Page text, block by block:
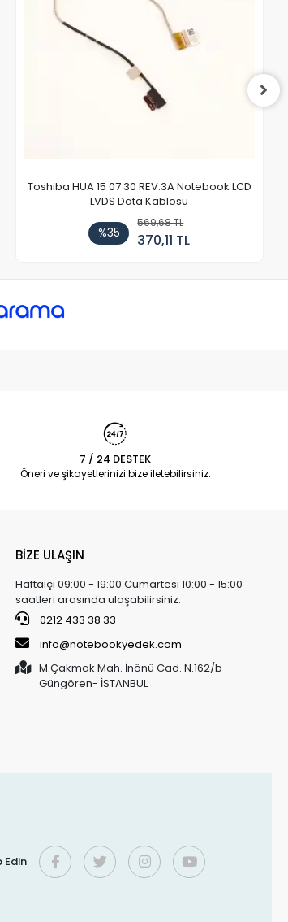
Toshiba HUA 15 07 30 REV:3A Notebook LCD
LVDS Data Kablosu
%35
569,68 TL
370,11 TL
7 / 24 DESTEK
Öneri ve şikayetlerinizi bize iletebilirsiniz.
BİZE ULAŞIN
Haftaiçi 09:00 - 19:00 Cumartesi 10:00 - 15:00
saatleri arasında ulaşabilirsiniz.
0212 433 38 33
info@notebookyedek.com
M.Çakmak Mah. İnönü Cad. N.162/b
Güngören- İSTANBUL
Edin